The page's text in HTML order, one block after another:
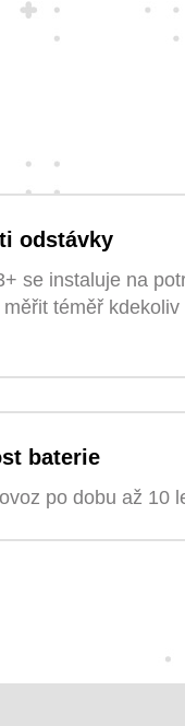
odstávky
se instaluje na
téměř
baterie
po dobu až 10